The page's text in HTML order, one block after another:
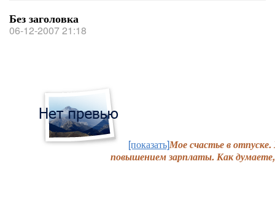
Без заголовка
06-12-2007 21:18
[показать]Мое счастье в
повышением зарплаты. Как